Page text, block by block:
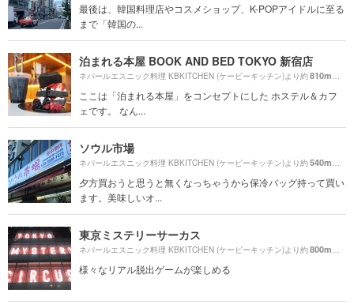
最後は、韓国料理店やコスメショップ、K-POPアイドルに至る
まで「韓国の...
泊まれる本屋 BOOK AND BED TOKYO 新宿店
ネパールエスニック料理 KBKITCHEN (ケービーキッチン)より約810m
ここは「泊まれる本屋」をコンセプトにした ホステル＆カフ
ェです。 なん...
ソウル市場
ネパールエスニック料理 KBKITCHEN (ケービーキッチン)より約540m
夕方買おうと思うと無くなっちゃうから保冷バッグ持って買い
ます。美味しいオ...
東京ミステリーサーカス
ネパールエスニック料理 KBKITCHEN (ケービーキッチン)より約800m
様々なリアル脱出ゲームが楽しめる